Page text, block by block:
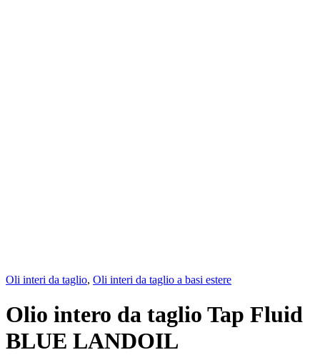
Oli interi da taglio, Oli interi da taglio a basi estere
Olio intero da taglio Tap Fluid
BLUE LANDOIL